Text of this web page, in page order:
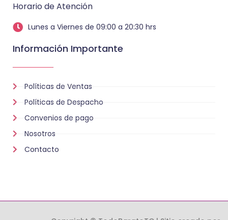
Horario de Atención
Lunes a Viernes de 09:00 a 20:30 hrs
Información Importante
Políticas de Ventas
Políticas de Despacho
Convenios de pago
Nosotros
Contacto